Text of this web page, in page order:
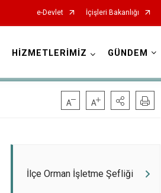
e-Devlet İçişleri Bakanlığı
Görele
HİZMETLERİMİZ GÜNDEM
İlçe Orman İşletme Şefliği